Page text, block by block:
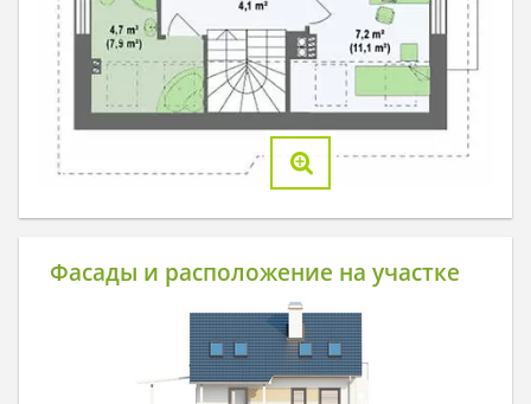
Фасады и расположение на участке